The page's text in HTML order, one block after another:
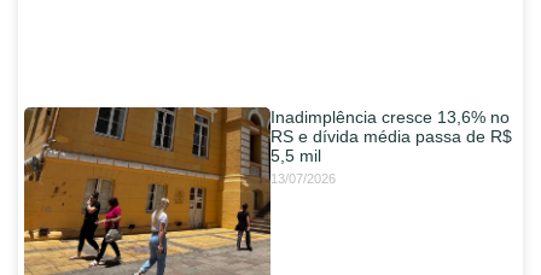
Inadimplência cresce 13,6% no
RS e dívida média passa de R$
5,5 mil
13/07/2026